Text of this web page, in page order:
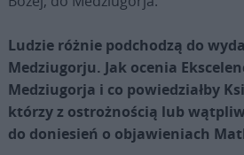
Ludzie różnie podchodzą do
Medziugorju. Jak ocenia
Medziugorja i co powiedziałby
którzy z ostrożnością lub
do doniesień o objawieniach